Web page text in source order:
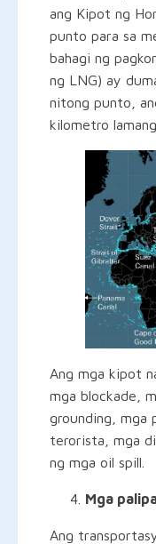
ang Kipot ng
punto para sa
bahagi ng
ng LNG) ay
nitong punto,
kilometro
Ang mga kipot
mga blockade,
grounding, mga
terorista, mga
ng mga oil spill.
Mga
Ang